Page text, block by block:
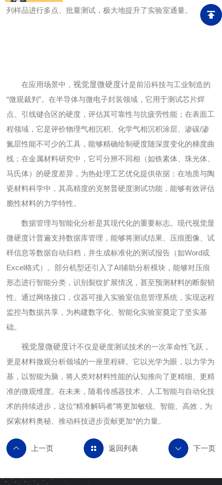
列样品进行多点、批量测试，极大地提升了实验室通量。
在应用场景中，视觉显微硬度计是前沿科技与工业制造的
“微观裁判”。在半导体与微电子封装领域，它用于测试芯片焊
点、引线键合区的硬度，评估其可靠性与抗疲劳性能；在表面工
程领域，它是评价物理气相沉积、化学气相沉积涂层、渗碳/渗
氮层性能不可少的工具，能够精确绘制硬度随深度变化的梯度曲
线；在金属材料研究中，它可分辨不同相（如铁素体、珠光体、
马氏体）的硬度差异，为热处理工艺优化提供依据；在地质与陶
瓷材料科学中，其高精度的克努普硬度测试功能，能够有效评估
脆性材料的力学特性。
数据管理与智能化分析是其现代化的重要标志。现代视觉显
微硬度计普遍支持数据库管理，能够将测试结果、压痕图像、试
样信息等数据自动归档，并生成标准化的测试报告（如Word或
Excel格式）。部分机型还引入了AI辅助分析模块，能够对压痕
形态进行智能分类，识别裂纹扩展情况，甚至预测材料的断裂韧
性。通过网络接口，仪器可接入实验室信息管理系统，实现远程
监控与数据共享，为构建数字化、智能化实验室奠定了坚实基
础。
视觉显微硬度计不仅是硬度测试技术的一次革命性飞跃，
更是材料微观分析领域的一座里程碑。它以光学为眼，以力学为
基，以智能为脑，将人类对材料性能的认知推向了更精细、更精
准的微观维度。在未来，随着传感器技术、人工智能与自动化技
术的持续进步，这位“精准解码者”将更加敏锐、智能、高效，为
探索材料奥秘、推动科技进步贡献更加*的力量。
返回列表